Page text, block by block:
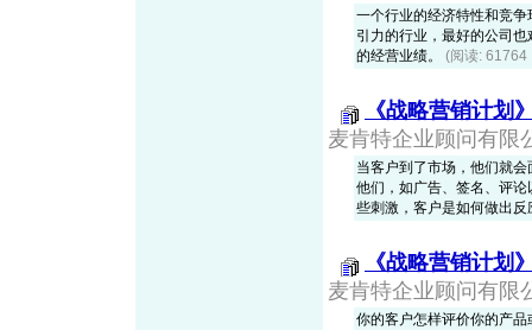
一个行业的经济特性和竞
引力的行业，最好的公司
的经营业绩。 (阅读: 61764
《战略营销计划
麦肯特企业顾问有限
当客户到了市场，他们就
他们，如广告、签名、评
些刺激，客户是如何做出
《战略营销计划
麦肯特企业顾问有限
你的客户怎样评价你的产